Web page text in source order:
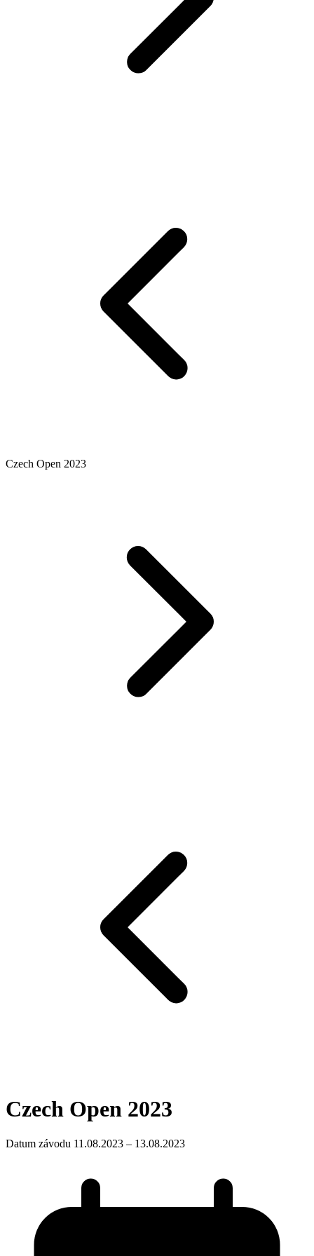
Czech Open 2023
Czech Open 2023
Datum závodu 11.08.2023 – 13.08.2023